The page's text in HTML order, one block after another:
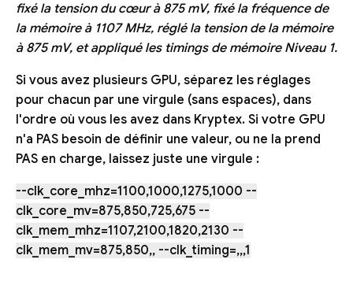
fixé la tension du cœur à 875 mV, fixé la fréquence de
la mémoire à 1107 MHz, réglé la tension de la mémoire
à 875 mV, et appliqué les timings de mémoire Niveau 1.
Si vous avez plusieurs GPU, séparez les réglages
pour chacun par une virgule (sans espaces), dans
l'ordre où vous les avez dans Kryptex. Si votre GPU
n'a PAS besoin de définir une valeur, ou ne la prend
PAS en charge, laissez juste une virgule :
--clk_core_mhz=1100,1000,1275,1000 --
clk_core_mv=875,850,725,675 --
clk_mem_mhz=1107,2100,1820,2130 --
clk_mem_mv=875,850,, --clk_timing=,,,1